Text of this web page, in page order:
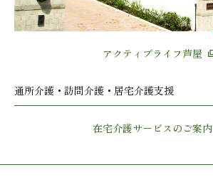
アクティブライフ芦屋
通所介護・訪問介護・居宅介護支援
在宅介護サービスのご案内